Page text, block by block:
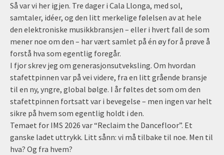
Så var vi her igjen. Tre dager i Cala Llonga, med sol,
samtaler, idéer, og den litt merkelige følelsen av at hele
den elektroniske musikkbransjen – eller i hvert fall de som
mener noe om den – har vært samlet på én øy for å prøve å
forstå hva som egentlig foregår.
I fjor skrev jeg om generasjonsutveksling. Om hvordan
stafettpinnen var på vei videre, fra en litt grående bransje
til en ny, yngre, global bølge. I år føltes det som om den
stafettpinnen fortsatt var i bevegelse – men ingen var helt
sikre på hvem som egentlig holdt i den.
Temaet for IMS 2026 var “Reclaim the Dancefloor”. Et
ganske ladet uttrykk. Litt sånn: vi må tilbake til noe. Men til
hva? Og fra hvem?